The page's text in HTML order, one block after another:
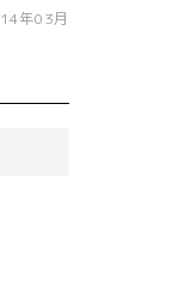
年03月